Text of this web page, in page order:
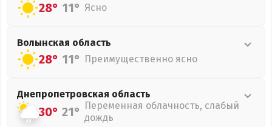
28° 11° Ясно
Волынская область
28° 11° Преимущественно ясно
Днепропетровская область
30° 21° Переменная облачность, слабый
дождь